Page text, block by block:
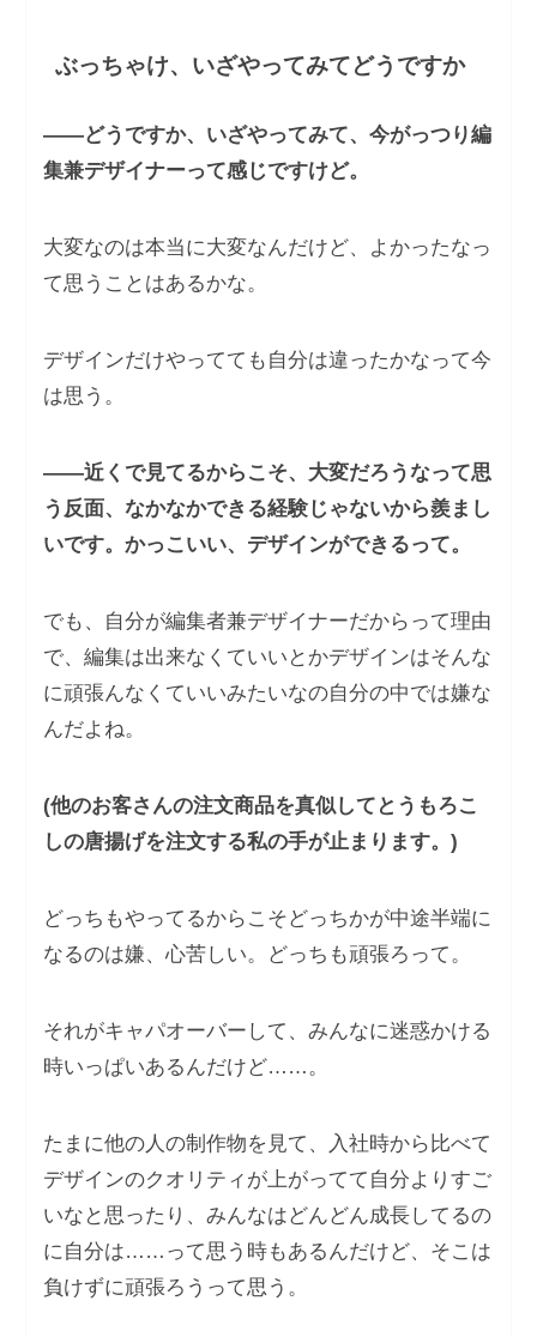
ぶっちゃけ、いざやってみてどうですか
――どうですか、いざやってみて、今がっつり編
集兼デザイナーって感じですけど。
大変なのは本当に大変なんだけど、よかったなっ
て思うことはあるかな。
デザインだけやってても自分は違ったかなって今
は思う。
――近くで見てるからこそ、大変だろうなって思
う反面、なかなかできる経験じゃないから羨まし
いです。かっこいい、デザインができるって。
でも、自分が編集者兼デザイナーだからって理由
で、編集は出来なくていいとかデザインはそんな
に頑張んなくていいみたいなの自分の中では嫌な
んだよね。
(他のお客さんの注文商品を真似してとうもろこ
しの唐揚げを注文する私の手が止まります。)
どっちもやってるからこそどっちかが中途半端に
なるのは嫌、心苦しい。どっちも頑張ろって。
それがキャパオーバーして、みんなに迷惑かける
時いっぱいあるんだけど……。
たまに他の人の制作物を見て、入社時から比べて
デザインのクオリティが上がってて自分よりすご
いなと思ったり、みんなはどんどん成⻑してるの
に自分は……って思う時もあるんだけど、そこは
負けずに頑張ろうって思う。